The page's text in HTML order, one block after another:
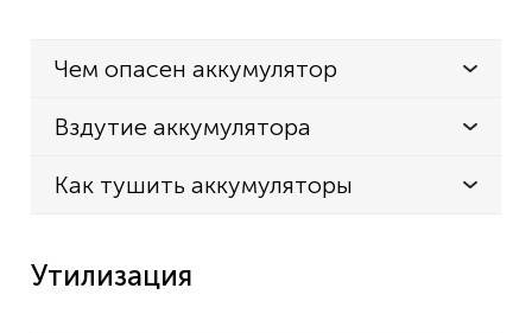
Чем опасен аккумулятор
Вздутие аккумулятора
Как тушить аккумуляторы
Утилизация